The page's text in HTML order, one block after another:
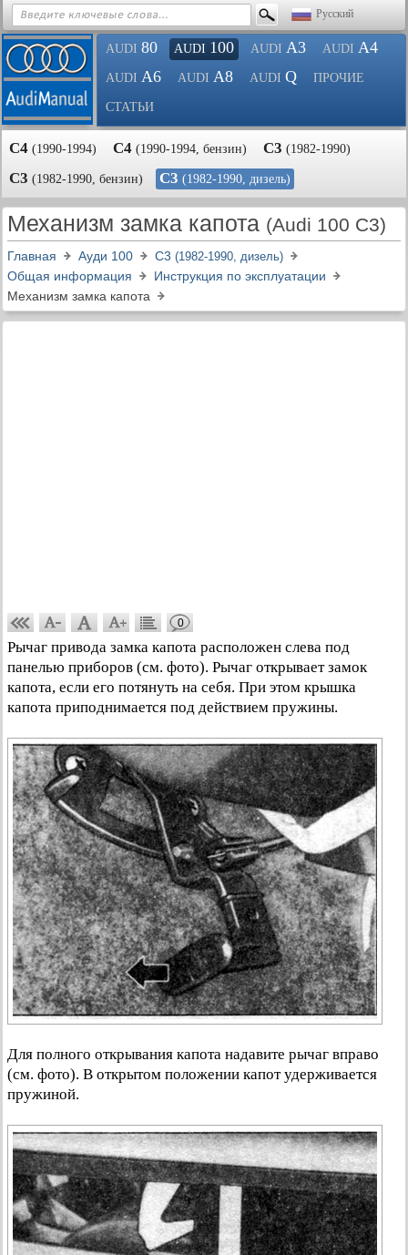
Русский
AUDI 80 AUDI 100 AUDI A3 AUDI A4
AUDI A6 AUDI A8 AUDI Q ПРОЧИЕ
СТАТЬИ
С4 (1990-1994) С4 (1990-1994, бензин) С3 (1982-1990)
С3 (1982-1990, бензин) С3 (1982-1990, дизель)
Механизм замка капота (Audi 100 C3)
Главная Ауди 100 С3 (1982-1990, дизель)
Общая информация
Инструкция по эксплуатации
Механизм замка капота
0
Рычаг привода замка капота расположен слева под
панелью приборов (см. фото). Рычаг открывает замок
капота, если его потянуть на себя. При этом крышка
капота приподнимается под действием пружины.
Для полного открывания капота надавите рычаг вправо
(см. фото). В открытом положении капот удерживается
пружиной.